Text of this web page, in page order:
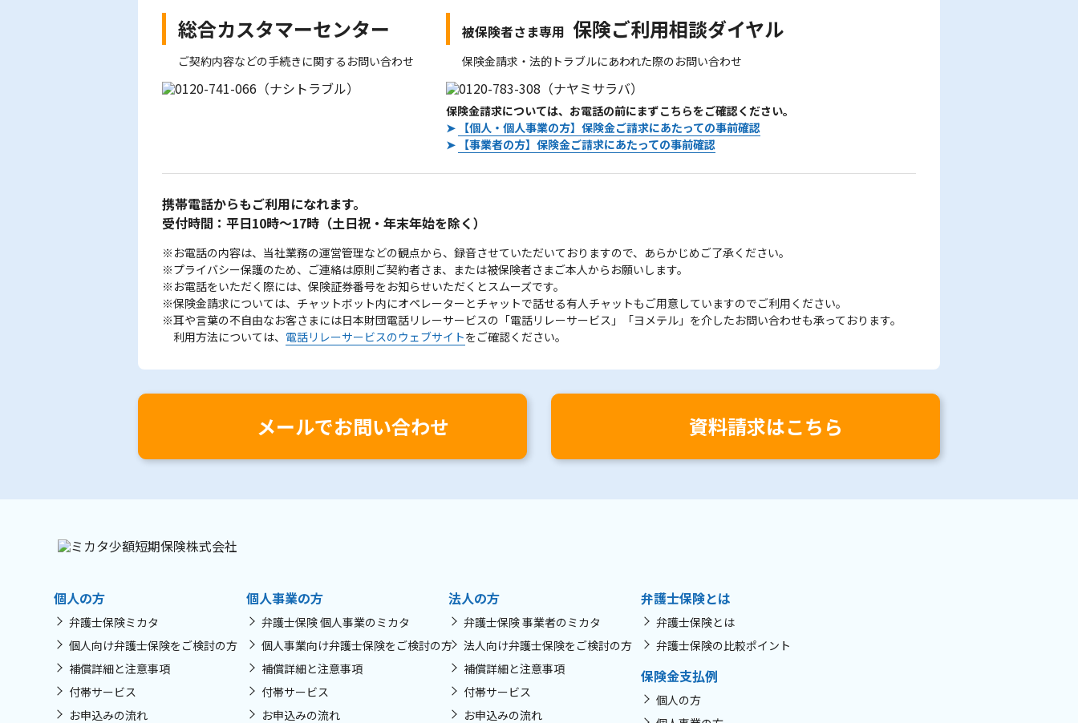
総合カスタマーセンター
ご契約内容などの手続きに関するお問い合わせ
被保険者さま専用 保険ご利用相談ダイヤル
保険金請求・法的トラブルにあわれた際のお問い合わせ
保険金請求については、お電話の前にまずこちらをご確認ください。
➤ 【個人・個人事業の方】保険金ご請求にあたっての事前確認
➤ 【事業者の方】保険金ご請求にあたっての事前確認
携帯電話からもご利用になれます。
受付時間：平日10時～17時 （土日祝・年末年始を除く）
※お電話の内容は、当社業務の運営管理などの観点から、録音させていただいておりますので、あらかじめご了承ください。
※プライバシー保護のため、ご連絡は原則ご契約者さま、または被保険者さまご本人からお願いします。
※お電話をいただく際には、保険証券番号をお知らせいただくとスムーズです。
※保険金請求については、チャットボット内にオペレーターとチャットで話せる有人チャットもご用意していますのでご利用ください。
※耳や言葉の不自由なお客さまには日本財団電話リレーサービスの「電話リレーサービス」「ヨメテル」を介したお問い合わせも承っております。
利用方法については、 電話リレーサービスのウェブサイトをご確認ください。
メールでお問い合わせ 資料請求はこちら
個人の方
弁護士保険ミカタ
個人向け弁護士保険をご検討の方
補償詳細と注意事項
付帯サービス
お申込みの流れ
個人事業の方
弁護士保険 個人事業のミカタ
個人事業向け弁護士保険をご検討の方
補償詳細と注意事項
付帯サービス
お申込みの流れ
法人の方
弁護士保険 事業者のミカタ
法人向け弁護士保険をご検討の方
補償詳細と注意事項
付帯サービス
お申込みの流れ
弁護士保険とは
弁護士保険とは
弁護士保険の比較ポイント
保険金支払例
個人の方